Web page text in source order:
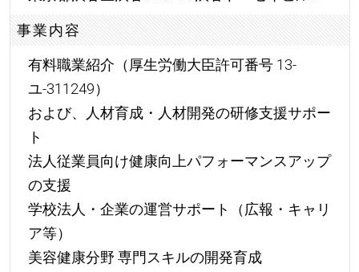
事業内容
有料職業紹介（厚生労働大臣許可番号 13-
ユ-311249）
および、人材育成・人材開発の研修支援サポー
ト
法人従業員向け健康向上パフォーマンスアップ
の支援
学校法人・企業の運営サポート（広報・キャリ
ア等）
美容健康分野 専門スキルの開発育成